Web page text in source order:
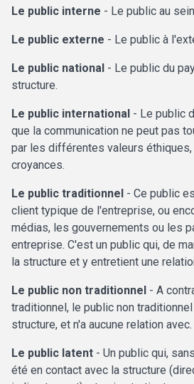
Le public interne - Le public au
Le public externe - Le public à
Le public national - Le public du
structure.
Le public international - Le public
que la communication ne peut pas
par les différentes valeurs
croyances.
Le public traditionnel - Ce public
client typique de l'entreprise, ou
médias, les gouvernements ou les
entreprise. C'est un public qui, de
la structure et y entretient une
Le public non traditionnel - A
traditionnel, le public non
structure, et n'a aucune relation avec.
Le public latent - Un public qui,
été en contact avec la structure